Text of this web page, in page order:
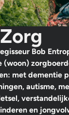
Bob
(woon)
met dementie
autisme,
en